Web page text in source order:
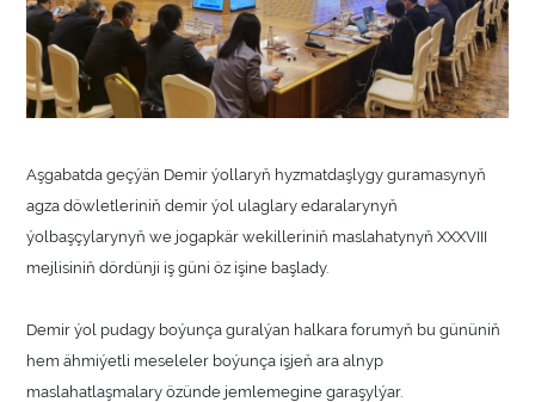
Aşgabatda geçýän Demir ýollaryň hyzmatdaşlygy guramasynyň
agza döwletleriniň demir ýol ulaglary edaralarynyň
ýolbaşçylarynyň we jogapkär wekilleriniň maslahatynyň XXXVIII
mejlisiniň dördünji iş güni öz işine başlady.
Demir ýol pudagy boýunça guralýan halkara forumyň bu gününiň
hem ähmiýetli meseleler boýunça işjeň ara alnyp
maslahatlaşmalary özünde jemlemegine garaşylýar.